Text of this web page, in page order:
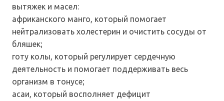
вытяжек и масел:
африканского манго, который помогает
нейтрализовать холестерин и очистить сосуды от
бляшек;
готу колы, который регулирует сердечную
деятельность и помогает поддерживать весь
организм в тонусе;
асаи, который восполняет дефицит